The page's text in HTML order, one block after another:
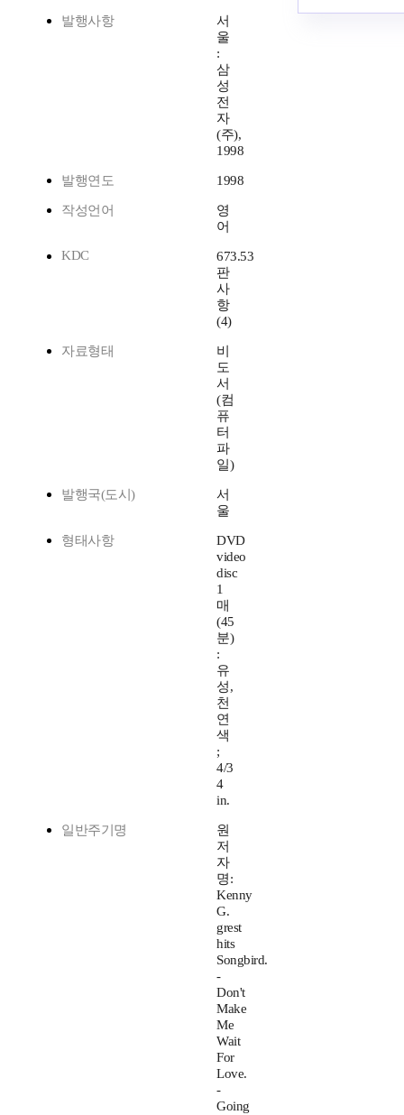
발행사항
서
울
:
삼
성
전
자
(주),
1998
발행연도 1998
작성언어
영
어
KDC
673.53
판
사
항
(4)
자료형태
비
도
서
(컴
퓨
터
파
일)
발행국(도시)
서
울
형태사항
DVD
video
disc
1
매
(45
분)
:
유
성,
천
연
색
;
4/3
4
in.
일반주기명
원
저
자
명:
Kenny
G.
grest
hits
Songbird.
-
Don't
Make
Me
Wait
For
Love.
-
Going